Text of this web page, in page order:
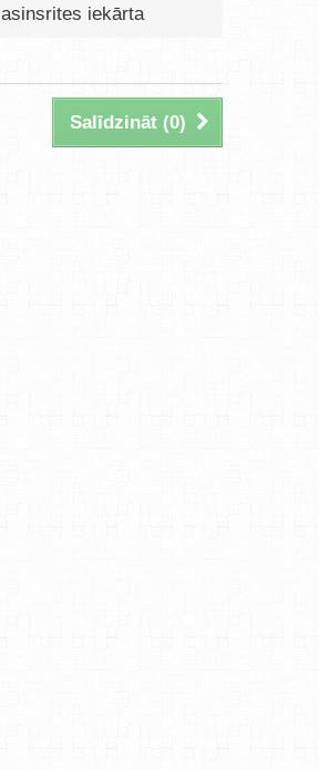
asinsrites iekārta
Salīdzināt (0)